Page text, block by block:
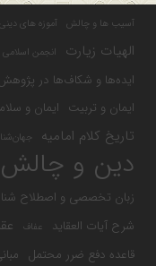
آسیب ها و چالش آموزه های دینی
الهیات زیارت انجمن اسلامی
ایده‌ها و شکاف‌ها در
ایمان و تربیت ایمان و
تاریخ کلام امامیه
دین و
زبان تخصصی و اصطلاح
شرح آیات العقاید عفاف
قاعده دفع ضرر محتمل